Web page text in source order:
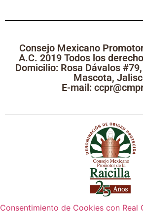
Consejo Mexicano
A.C. 2019 Todos los
Domicilio: Rosa Dávalos
Mascota,
E-mail:
Consentimiento de Cookies con Real